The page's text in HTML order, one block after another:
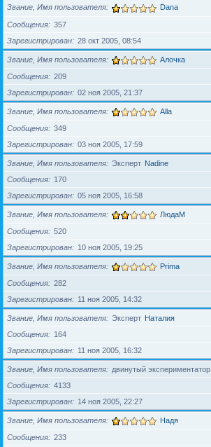
Звание, Имя пользователя Dana
Сообщения
357
Зарегистрирован
28 окт 2005, 08:54
Звание, Имя пользователя Алочка
Сообщения
209
Зарегистрирован
02 ноя 2005, 21:37
Звание, Имя пользователя Alla
Сообщения
349
Зарегистрирован
03 ноя 2005, 17:59
Звание, Имя пользователя Эксперт Nadine
Сообщения
170
Зарегистрирован
05 ноя 2005, 16:58
Звание, Имя пользователя ЛюдаМ
Сообщения
520
Зарегистрирован
10 ноя 2005, 19:25
Звание, Имя пользователя Prima
Сообщения
282
Зарегистрирован
11 ноя 2005, 14:32
Звание, Имя пользователя Эксперт Наталия
Сообщения
164
Зарегистрирован
11 ноя 2005, 16:32
Звание, Имя пользователя двинутый экспериментатор
Сообщения
4133
Зарегистрирован
14 ноя 2005, 22:27
Звание, Имя пользователя Надя
Сообщения
233